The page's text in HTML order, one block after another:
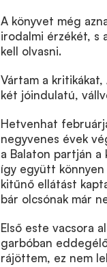
A könyvet még
irodalmi érzékét, s
kell olvasni.
Vártam a
két jóindulatú,
Hetvenhat
negyvenes évek
a Balaton partján
így együtt
kitűnő ellátást
bár olcsónak már
Első este vacsora
garbóban
rájöttem, ez nem